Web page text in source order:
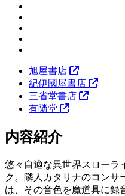
旭屋書店
紀伊國屋書店
三省堂書店
有隣堂
内容紹介
悠々自適な異世界スローラ
ク。隣人カタリナのコンサ
は、その音色を魔道具に録